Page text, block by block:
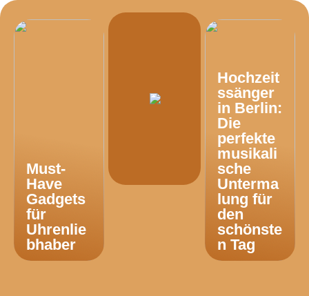
Must-
Have
Gadgets
für
Uhrenlie
bhaber
Hochzeit
ssänger
in Berlin:
Die
perfekte
musikali
sche
Unterma
lung für
den
schönste
n Tag